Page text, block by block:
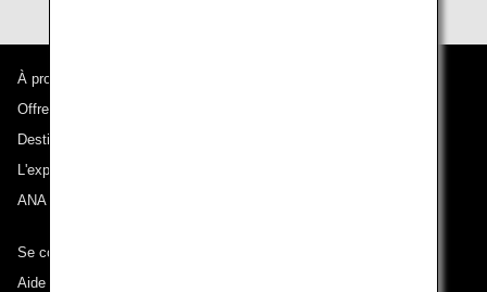
À propos d'ANA
Offres et annonces
Destinations desservies
L'expérience ANA
ANA Mileage Club
Se connecter à ANA
Aide technique (Accessibilité)